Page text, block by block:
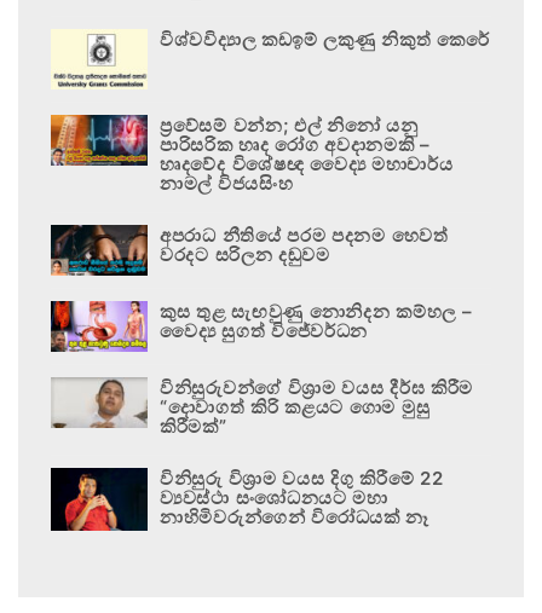
විශ්වවිද්‍යාල කඩඉම් ලකුණු නිකුත් කෙරේ
ප්‍රවේසම් වන්න; එල් නිනෝ යනු
පාරිසරික හෘද රෝග අවදානමකි –
හෘදවේද විශේෂඥ වෛද්‍ය මහාචාර්ය
නාමල් විජයසිංහ
අපරාධ නීතියේ පරම පදනම හෙවත්
වරදට සරිලන දඬුවම
කුස තුළ සැඟවුණු නොනිදන කම්හල –
වෛද්‍ය සුගත් විජේවර්ධන
විනිසුරුවන්ගේ විශ්‍රාම වයස දීර්ඝ කිරීම
“දොවාගත් කිරි කළයට ගොම මුසු
කිරීමක්”
විනිසුරු විශ්‍රාම වයස දිගු කිරීමේ 22
ව්‍යවස්ථා සංශෝධනයට මහා
නාහිමිවරුන්ගෙන් විරෝධයක් නෑ